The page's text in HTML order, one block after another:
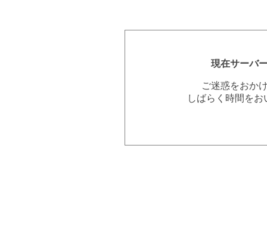
現在サーバ
ご迷惑をおか
しばらく時間を